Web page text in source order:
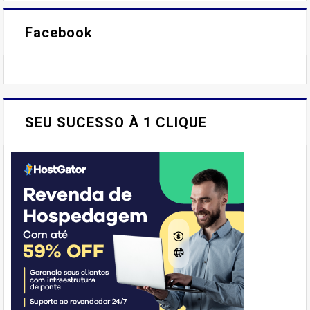
Facebook
SEU SUCESSO À 1 CLIQUE